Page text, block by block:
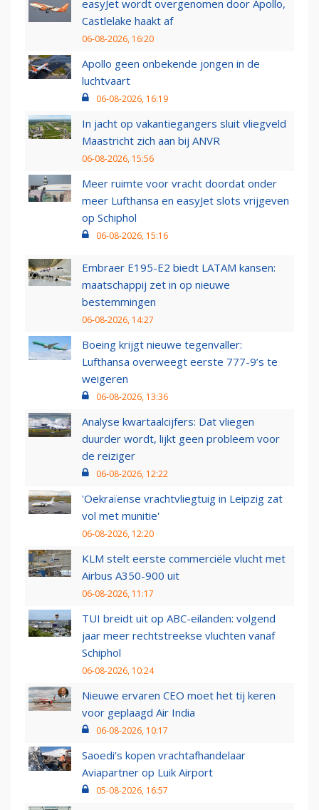
easyJet wordt overgenomen door Apollo,
Castlelake haakt af
06-08-2026, 16:20
Apollo geen onbekende jongen in de
luchtvaart
06-08-2026, 16:19
In jacht op vakantiegangers sluit vliegveld
Maastricht zich aan bij ANVR
06-08-2026, 15:56
Meer ruimte voor vracht doordat onder
meer Lufthansa en easyJet slots vrijgeven
op Schiphol
06-08-2026, 15:16
Embraer E195-E2 biedt LATAM kansen:
maatschappij zet in op nieuwe
bestemmingen
06-08-2026, 14:27
Boeing krijgt nieuwe tegenvaller:
Lufthansa overweegt eerste 777-9’s te
weigeren
06-08-2026, 13:36
Analyse kwartaalcijfers: Dat vliegen
duurder wordt, lijkt geen probleem voor
de reiziger
06-08-2026, 12:22
'Oekraïense vrachtvliegtuig in Leipzig zat
vol met munitie'
06-08-2026, 12:20
KLM stelt eerste commerciële vlucht met
Airbus A350-900 uit
06-08-2026, 11:17
TUI breidt uit op ABC-eilanden: volgend
jaar meer rechtstreekse vluchten vanaf
Schiphol
06-08-2026, 10:24
Nieuwe ervaren CEO moet het tij keren
voor geplaagd Air India
06-08-2026, 10:17
Saoedi’s kopen vrachtafhandelaar
Aviapartner op Luik Airport
05-08-2026, 16:57